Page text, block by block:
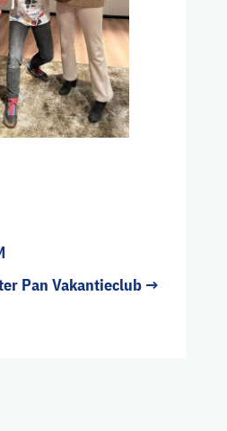
Pan Vakantieclub →